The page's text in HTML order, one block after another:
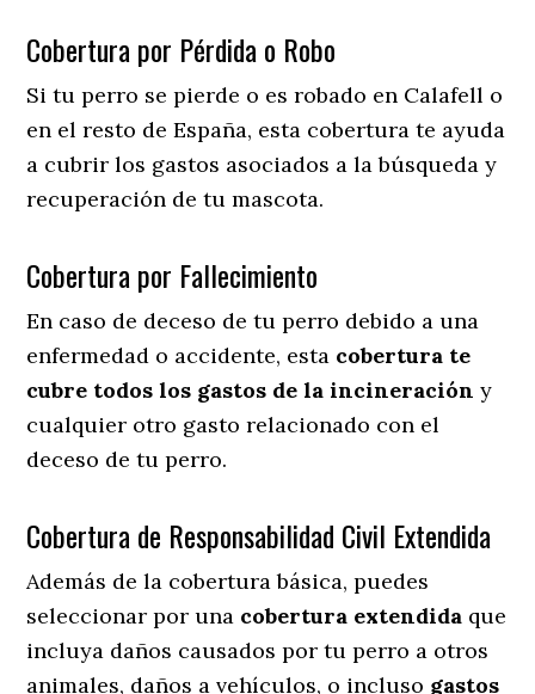
Cobertura por Pérdida o Robo
Si tu perro se pierde o es robado en Calafell o
en el resto de España, esta cobertura te ayuda
a cubrir los gastos asociados a la búsqueda y
recuperación de tu mascota.
Cobertura por Fallecimiento
En caso de deceso de tu perro debido a una
enfermedad o accidente, esta cobertura te
cubre todos los gastos de la incineración y
cualquier otro gasto relacionado con el
deceso de tu perro.
Cobertura de Responsabilidad Civil Extendida
Además de la cobertura básica, puedes
seleccionar por una cobertura extendida que
incluya daños causados por tu perro a otros
animales, daños a vehículos, o incluso gastos